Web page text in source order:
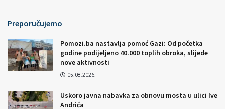
Preporučujemo
Pomozi.ba nastavlja pomoć Gazi: Od početka
godine podijeljeno 40.000 toplih obroka, slijede
nove aktivnosti
05.08.2026.
Uskoro javna nabavka za obnovu mosta u ulici Ive
Andrića